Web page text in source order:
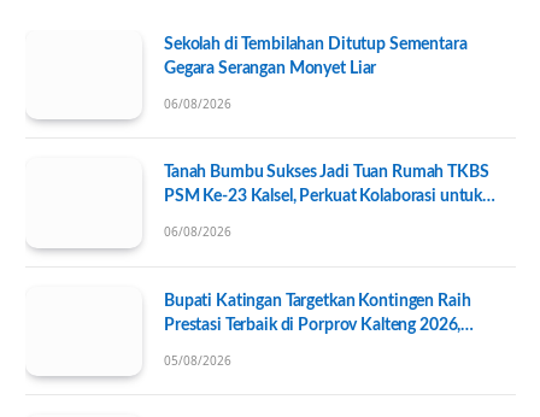
Sekolah di Tembilahan Ditutup Sementara
Gegara Serangan Monyet Liar
06/08/2026
Tanah Bumbu Sukses Jadi Tuan Rumah TKBS
PSM Ke-23 Kalsel, Perkuat Kolaborasi untuk
06/08/2026
Bupati Katingan Targetkan Kontingen Raih
Prestasi Terbaik di Porprov Kalteng 2026,
05/08/2026